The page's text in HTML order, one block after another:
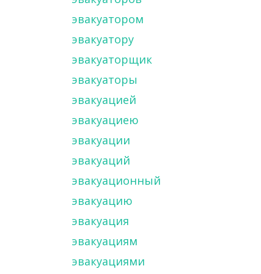
эвакуатором
эвакуатору
эвакуаторщик
эвакуаторы
эвакуацией
эвакуациею
эвакуации
эвакуаций
эвакуационный
эвакуацию
эвакуация
эвакуациям
эвакуациями